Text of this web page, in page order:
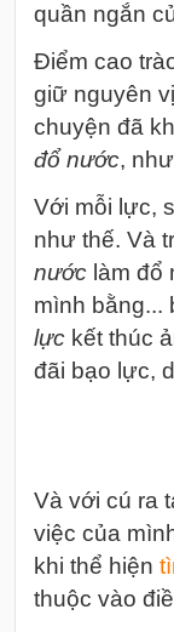
quần ngắn
Điểm cao
giữ nguyên
chuyện đã
đổ nước,
Với mỗi lực,
như thế. Và
nước làm đổ
mình bằng...
lực kết thúc
đãi bạo lực,
Và với cú ra
việc của
khi thể hiện
thuộc vào